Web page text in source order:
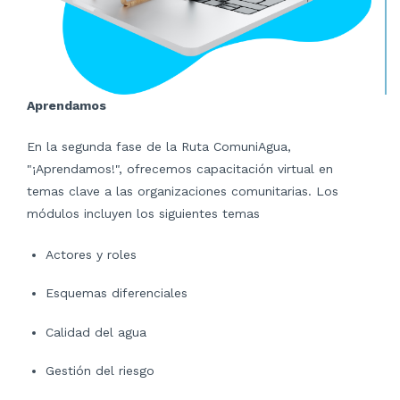
Aprendamos
En la segunda fase de la Ruta ComuniAgua,
"¡Aprendamos!", ofrecemos capacitación virtual en
temas clave a las organizaciones comunitarias. Los
módulos incluyen los siguientes temas
Actores y roles
Esquemas diferenciales
Calidad del agua
Gestión del riesgo